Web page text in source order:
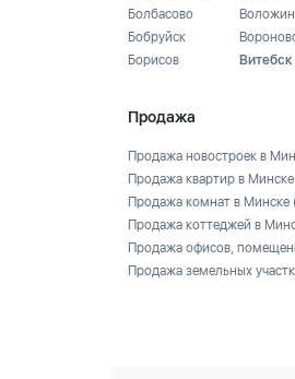
Болбасово
Бобруйск
Борисов
Воложин
Витебск
Продажа
Продажа новостроек в
Продажа квартир в Минске
Продажа комнат в Минске
Продажа коттеджей в
Продажа офисов,
Продажа земельных